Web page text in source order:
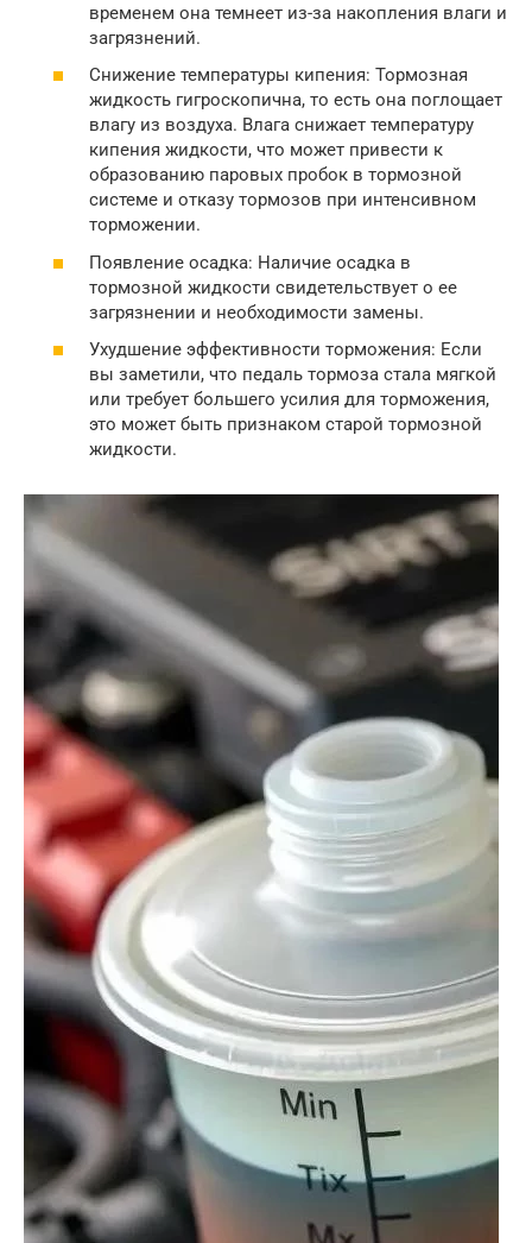
временем она темнеет из-за накопления влаги и
загрязнений.
Снижение температуры кипения: Тормозная
жидкость гигроскопична, то есть она поглощает
влагу из воздуха. Влага снижает температуру
кипения жидкости, что может привести к
образованию паровых пробок в тормозной
системе и отказу тормозов при интенсивном
торможении.
Появление осадка: Наличие осадка в
тормозной жидкости свидетельствует о ее
загрязнении и необходимости замены.
Ухудшение эффективности торможения: Если
вы заметили, что педаль тормоза стала мягкой
или требует большего усилия для торможения,
это может быть признаком старой тормозной
жидкости.